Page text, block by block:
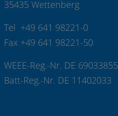
35435 Wettenberg
Tel +49 641 98221-0
Fax +49 641 98221-50
WEEE-Reg.-Nr. DE 69033855
Batt-Reg.-Nr. DE 11402033